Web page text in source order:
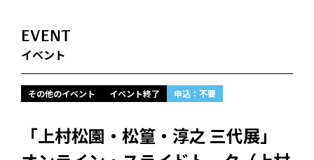
EVENT
イベント
その他のイベント イベント終了 申込：不要
「上村松園・松篁・淳之 三代展」